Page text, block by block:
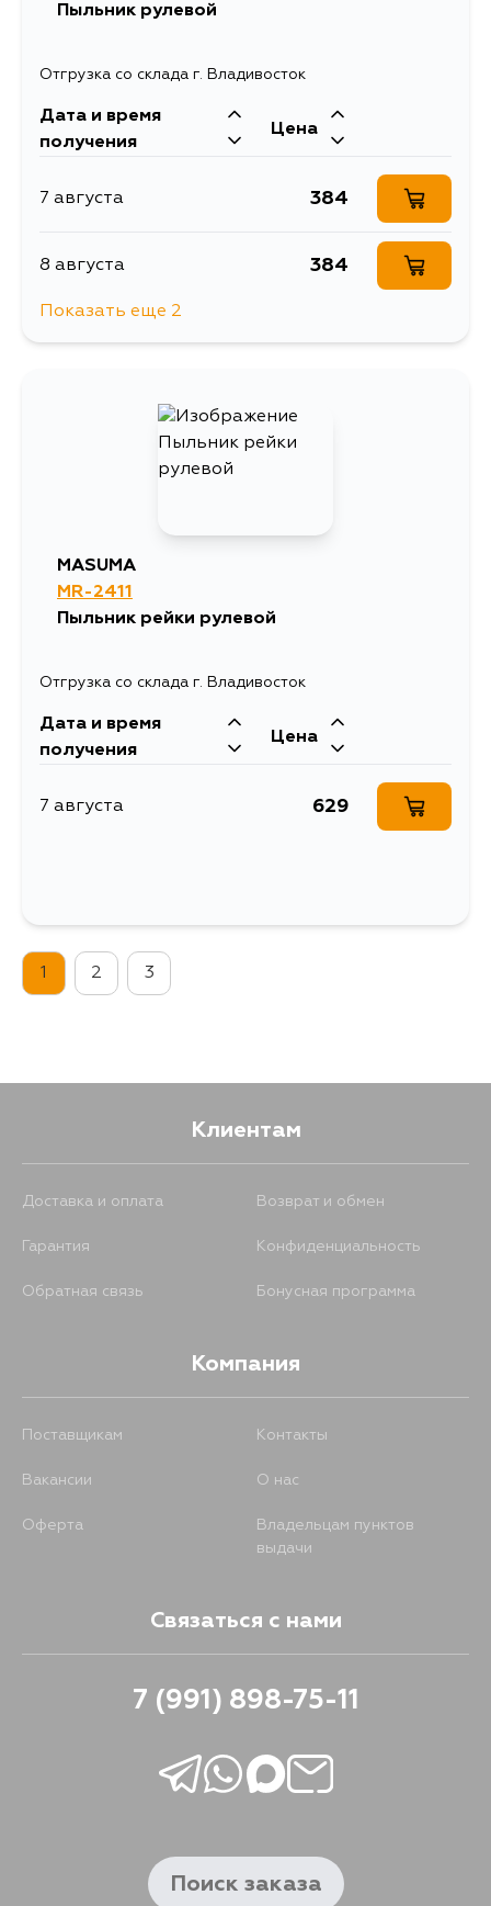
Пыльник рулевой
Отгрузка со склада г. Владивосток
Дата и время
получения
Цена
7 августа 384
8 августа 384
Показать еще 2
MASUMA
MR-2411
Пыльник рейки рулевой
Отгрузка со склада г. Владивосток
Дата и время
получения
Цена
7 августа 629
1 2 3
Клиентам
Доставка и оплата Возврат и обмен
Гарантия Конфиденциальность
Обратная связь Бонусная программа
Компания
Поставщикам Контакты
Вакансии О нас
Оферта
Владельцам пунктов
выдачи
Связаться с нами
7 (991) 898-75-11
Поиск заказа